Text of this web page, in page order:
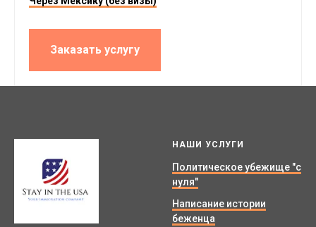
Заказать услугу
НАШИ УСЛУГИ
Политическое убежище "с
нуля"
Написание истории
беженца